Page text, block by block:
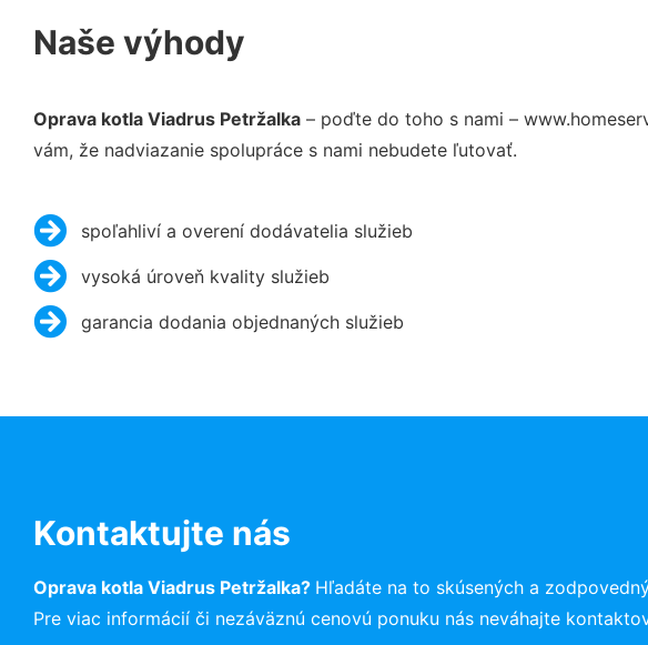
Naše výhody
Oprava kotla Viadrus Petržalka – poďte do toho s nami –
vám, že nadviazanie spolupráce s nami nebudete ľutovať.
spoľahliví a overení dodávatelia služieb
vysoká úroveň kvality služieb
garancia dodania objednaných služieb
Kontaktujte nás
Oprava kotla Viadrus Petržalka? Hľadáte na to skúsených a
Pre viac informácií či nezáväznú cenovú ponuku nás neváhajte